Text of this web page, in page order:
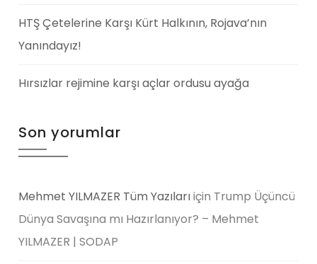
HTŞ Çetelerine Karşı Kürt Halkının, Rojava’nın
Yanındayız!
Hırsızlar rejimine karşı açlar ordusu ayağa
Son yorumlar
Mehmet YILMAZER Tüm Yazılarıiçin Trump Üçüncü
Dünya Savaşına mı Hazırlanıyor? – Mehmet
YILMAZER | SODAP